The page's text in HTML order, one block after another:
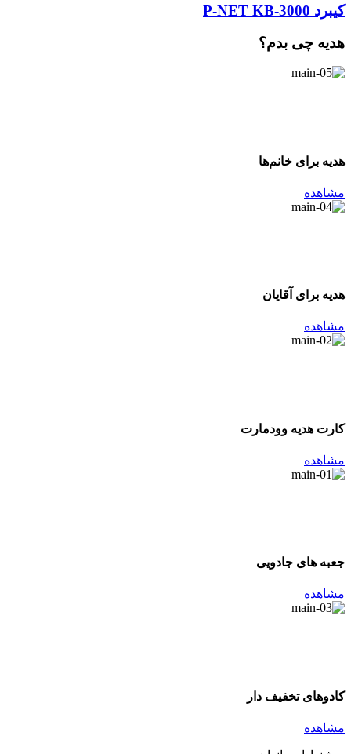
کیبرد P-NET KB-3000
هدیه چی بدم؟
هدیه برای خانم‌ها
مشاهده
هدیه برای آقایان
مشاهده
کارت هدیه وودمارت
مشاهده
جعبه های جادویی
مشاهده
کادوهای تخفیف دار
مشاهده